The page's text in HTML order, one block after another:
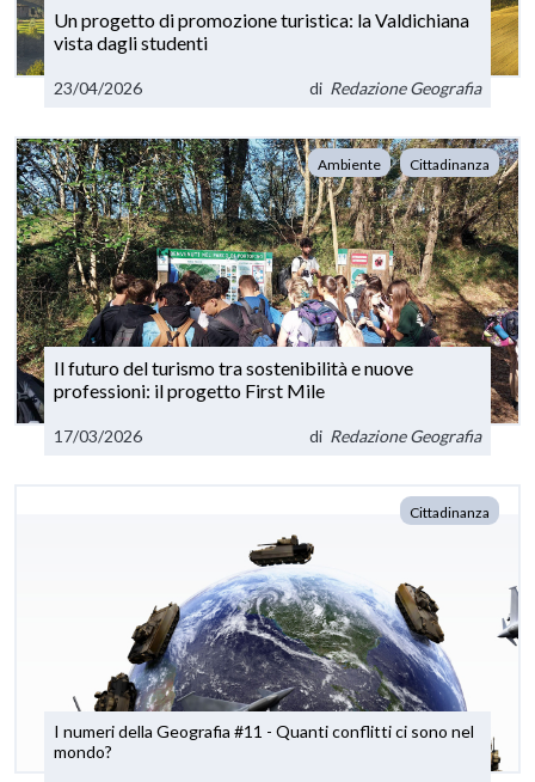
Un progetto di promozione turistica: la Valdichiana
vista dagli studenti
23/04/2026 di Redazione Geografia
Ambiente Cittadinanza
Il futuro del turismo tra sostenibilità e nuove
professioni: il progetto First Mile
17/03/2026 di Redazione Geografia
Cittadinanza
I numeri della Geografia #11 - Quanti conflitti ci sono nel
mondo?